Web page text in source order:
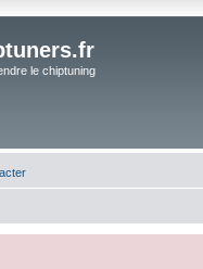
le chiptuning